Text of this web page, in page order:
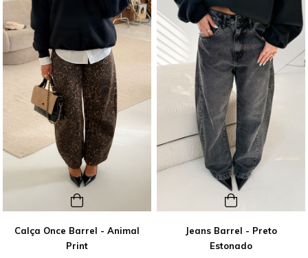
Calça Once Barrel - Animal
Print
Jeans Barrel - Preto
Estonado